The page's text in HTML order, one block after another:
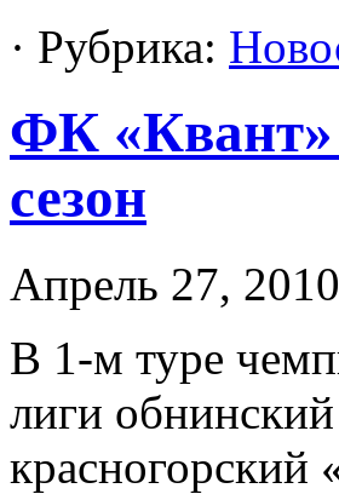
· Рубрика:
ФК «Квант»
сезон
Апрель 27, 2010
В 1-м туре
лиги